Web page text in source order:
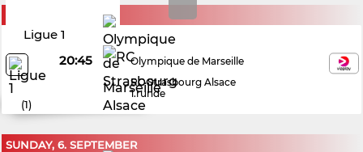
FRIDAY, 21. AUGUST
Ligue 1
20:45
Olympique de Marseille
RC Strasbourg Alsace
1.runde
(1)
SUNDAY, 6. SEPTEMBER